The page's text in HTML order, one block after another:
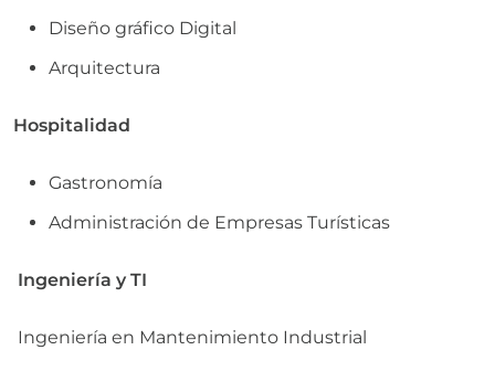
Diseño gráfico Digital
Arquitectura
Hospitalidad
Gastronomía
Administración de Empresas Turísticas
Ingeniería y TI
Ingeniería en Mantenimiento Industrial